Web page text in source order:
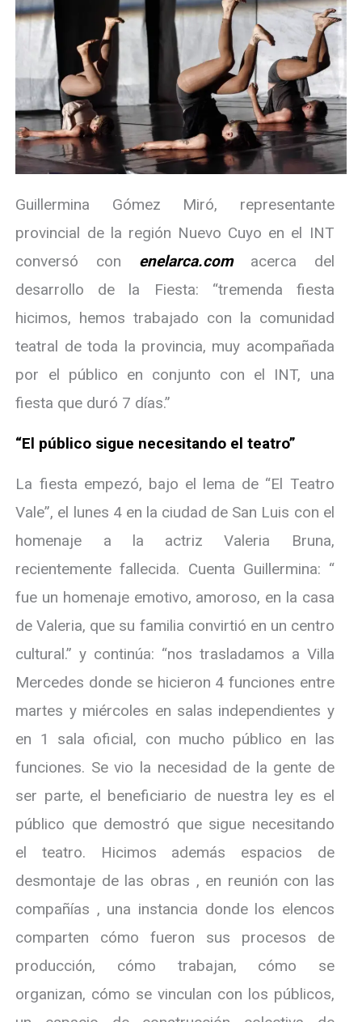
Guillermina Gómez Miró, representante
provincial de la región Nuevo Cuyo en el INT
conversó con enelarca.comacerca del
desarrollo de la Fiesta: “tremenda fiesta
hicimos, hemos trabajado con la comunidad
teatral de toda la provincia, muy acompañada
por el público en conjunto con el INT, una
fiesta que duró 7 días.”
“El público sigue necesitando el teatro”
La fiesta empezó, bajo el lema de “El Teatro
Vale”, el lunes 4 en la ciudad de San Luis con el
homenaje a la actriz Valeria Bruna,
recientemente fallecida. Cuenta Guillermina: “
fue un homenaje emotivo, amoroso, en la casa
de Valeria, que su familia convirtió en un centro
cultural.” y continúa: “nos trasladamos a Villa
Mercedes donde se hicieron 4 funciones entre
martes y miércoles en salas independientes y
en 1 sala oficial, con mucho público en las
funciones. Se vio la necesidad de la gente de
ser parte, el beneficiario de nuestra ley es el
público que demostró que sigue necesitando
el teatro. Hicimos además espacios de
desmontaje de las obras , en reunión con las
compañías , una instancia donde los elencos
comparten cómo fueron sus procesos de
producción, cómo trabajan, cómo se
organizan, cómo se vinculan con los públicos,